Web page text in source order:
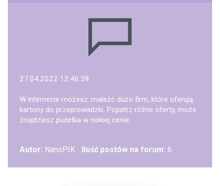
27.04.2022 12:46:38
W internecie możesz znaleźć dużo firm, które oferują
kartony do przeprowadzki. Popatrz różne oferty, może
znajdziesz pudełka w niskiej cenie.
Autor: NanoPIK Ilość postów na forum: 6